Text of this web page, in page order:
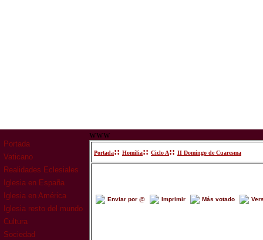
Portada
Vaticano
Realidades Eclesiales
Iglesia en España
Iglesia en América
Iglesia resto del mundo
Cultura
Sociedad
www
Portada:: Homilia:: Ciclo A:: II Domingo de Cuaresma
Enviar por @ Imprimir Más votado